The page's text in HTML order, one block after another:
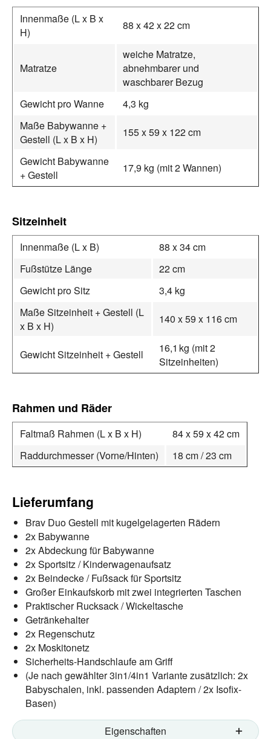
Innenmaße (L x B x
H)
88 x 42 x 22 cm
Matratze
weiche Matratze,
abnehmbarer und
waschbarer Bezug
Gewicht pro Wanne
4,3 kg
Maße Babywanne +
Gestell (L x B x H)
155 x 59 x 122 cm
Gewicht Babywanne
+ Gestell
17,9 kg (mit 2 Wannen)
Sitzeinheit
Innenmaße (L x B)
88 x 34 cm
Fußstütze Länge
22 cm
Gewicht pro Sitz
3,4 kg
Maße Sitzeinheit + Gestell (L
x B x H)
140 x 59 x 116 cm
Gewicht Sitzeinheit + Gestell
16,1 kg (mit 2
Sitzeinheiten)
Rahmen und Räder
Faltmaß Rahmen (L x B x H)
84 x 59 x 42 cm
Raddurchmesser (Vorne/Hinten)
18 cm / 23 cm
Lieferumfang
Brav Duo Gestell mit kugelgelagerten Rädern
2x Babywanne
2x Abdeckung für Babywanne
2x Sportsitz / Kinderwagenaufsatz
2x Beindecke / Fußsack für Sportsitz
Großer Einkaufskorb mit zwei integrierten Taschen
Praktischer Rucksack / Wickeltasche
Getränkehalter
2x Regenschutz
2x Moskitonetz
Sicherheits-Handschlaufe am Griff
(Je nach gewählter 3in1/4in1 Variante zusätzlich: 2x
Babyschalen, inkl. passenden Adaptern / 2x Isofix-
Basen)
Eigenschaften